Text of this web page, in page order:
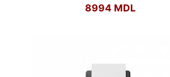
8994 MDL